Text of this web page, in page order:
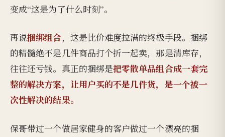
变成“这是为了什么时刻”。
再说捆绑组合，这是比价难度拉满的终极手段。捆绑
的精髓绝不是几件商品打个折一起卖，那是清库存，
往往还亏钱。真正的捆绑是把零散单品组合成一套完
整的解决方案，让用户买的不是几件货，是一个被一
次性解决的结果。
保哥带过一个做居家健身的客户做过一个漂亮的捆